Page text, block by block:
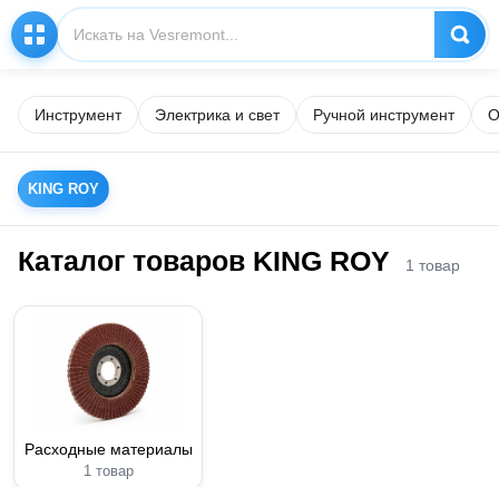
Инструмент Электрика и свет Ручной инструмент
KING ROY
Каталог товаров KING ROY 1 товар
Расходные материалы
1 товар